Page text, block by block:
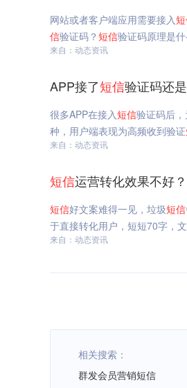
网站或者客户端应用需要接入
信验证码？ 短信验证码原理是什
来自：动态资讯
APP接了短信验证码还
很多APP在接入短信验证码后
种，用户端表现为高频收到验证
来自：动态资讯
短信运营转化效果不好
短信好文案难得一见，垃圾短信
于直接转化用户，短短70字，
来自：动态资讯
相关搜索：
群发会员营销短信